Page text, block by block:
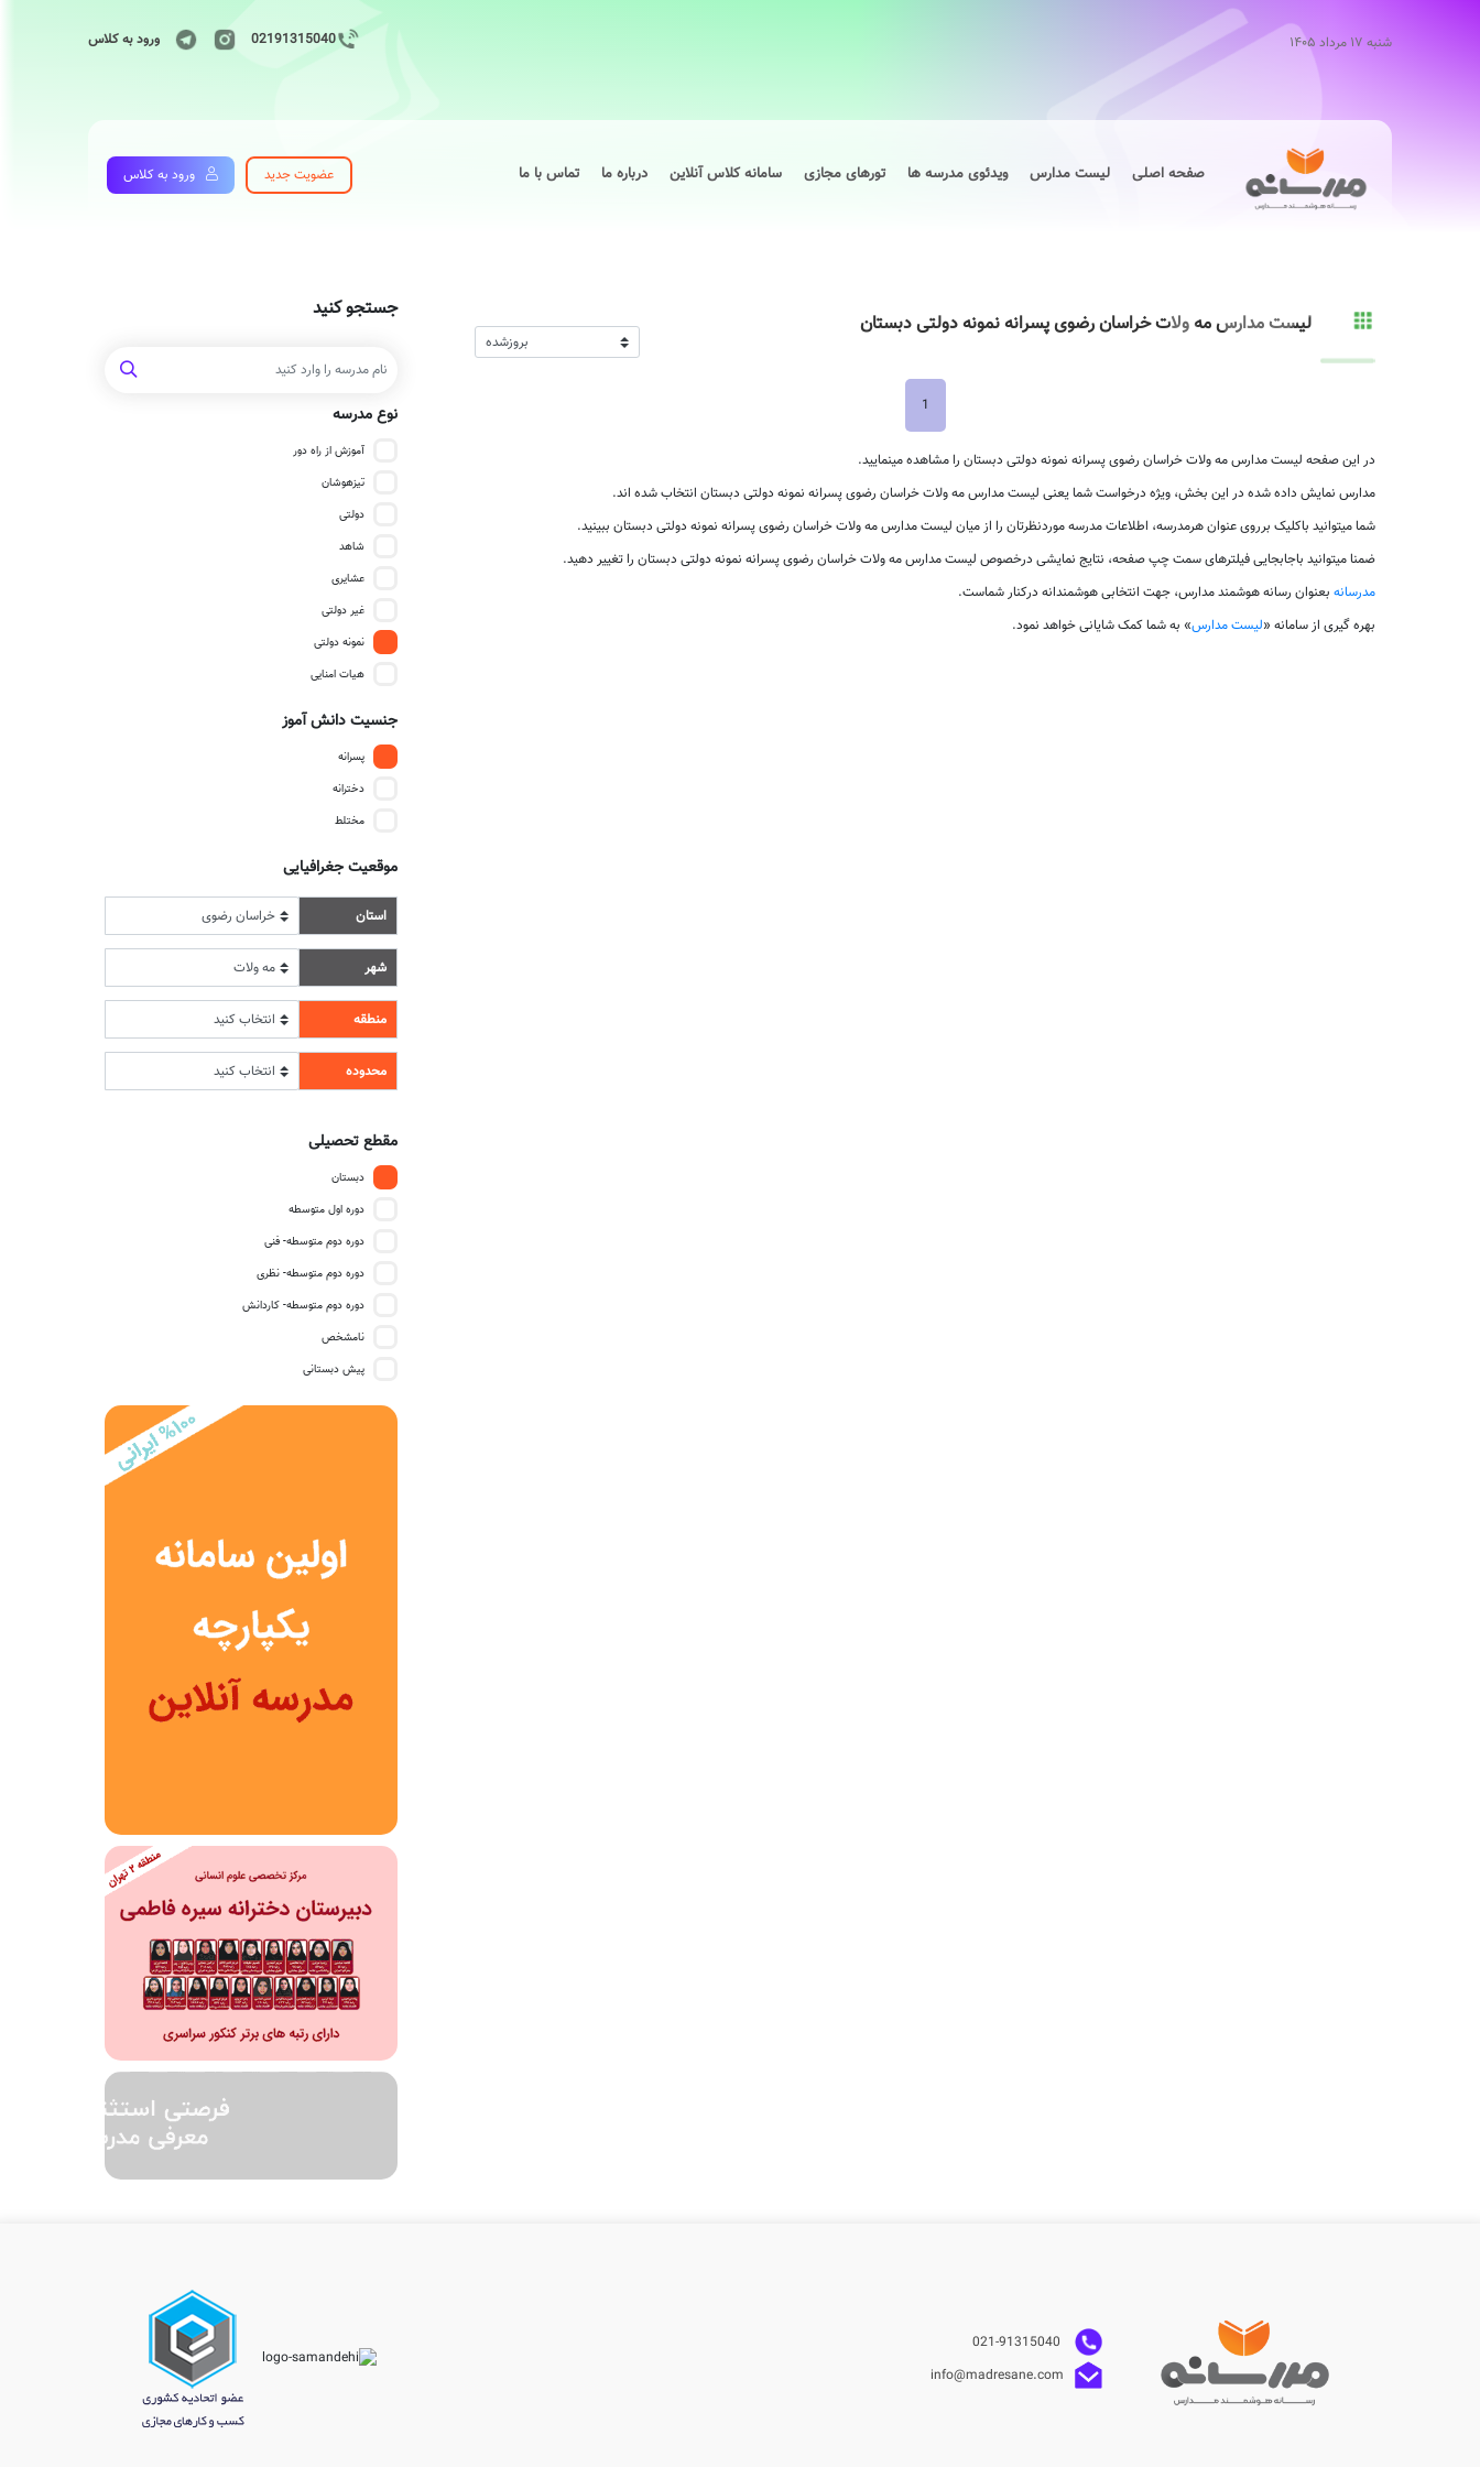
شنبه ۱۷ مرداد ۱۴۰۵ 02191315040 ورود به کلاس
صفحه اصلی لیست مدارس ویدئوی مدرسه ها تورهای مجازی سامانه کلاس آنلاین درباره ما تماس با ما عضویت جدید ورود به کلاس
جستجو کنید
نوع مدرسه
آموزش از راه دور
تیزهوشان
دولتی
شاهد
عشایری
غیر دولتی
نمونه دولتی
هیات امنایی
جنسیت دانش آموز
پسرانه
دخترانه
مختلط
موقعیت جغرافیایی
استان
شهر
منطقه
محدوده
مقطع تحصیلی
دبستان
دوره اول متوسطه
دوره دوم متوسطه- فنی
دوره دوم متوسطه- نظری
دوره دوم متوسطه- کاردانش
نامشخص
پیش دبستانی
لیست مدارس مه ولات خراسان رضوی پسرانه نمونه دولتی دبستان
1
در این صفحه لیست مدارس مه ولات خراسان رضوی پسرانه نمونه دولتی دبستان را مشاهده مینمایید.
مدارس نمایش داده شده در این بخش، ویژه درخواست شما یعنی لیست مدارس مه ولات خراسان رضوی پسرانه نمونه دولتی دبستان انتخاب شده اند.
شما میتوانید باکلیک برروی عنوان هرمدرسه، اطلاعات مدرسه موردنظرتان را از میان لیست مدارس مه ولات خراسان رضوی پسرانه نمونه دولتی دبستان ببینید.
ضمنا میتوانید باجابجایی فیلترهای سمت چپ صفحه، نتایج نمایشی درخصوص لیست مدارس مه ولات خراسان رضوی پسرانه نمونه دولتی دبستان را تغییر دهید.
مدرسانه بعنوان رسانه هوشمند مدارس، جهت انتخابی هوشمندانه درکنار شماست.
بهره گیری از سامانه «لیست مدارس» به شما کمک شایانی خواهد نمود.
info@madresane.com